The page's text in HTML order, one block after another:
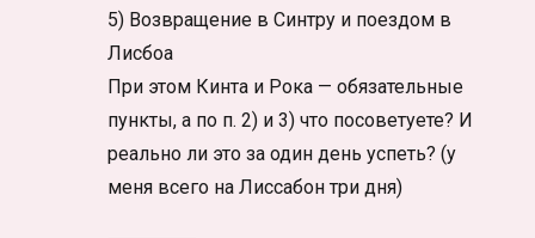
5) Возвращение в Синтру и поездом в
Лисбоа
При этом Кинта и Рока — обязательные
пункты, а по п. 2) и 3) что посоветуете? И
реально ли это за один день успеть? (у
меня всего на Лиссабон три дня)